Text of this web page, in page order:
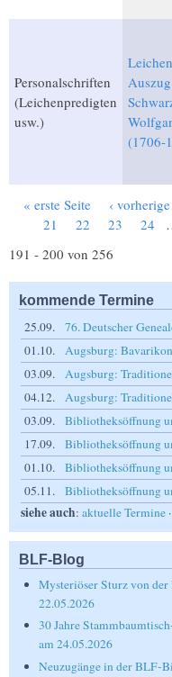
Personalschriften
(Leichenpredigten
usw.)
Auszug
(1706-
Seiten
« erste Seite ‹
21 22 23 24
191 - 200 von 256
kommende Termine
25.09.
76. Deutscher
01.10.
Augsburg: Bavarikon
03.09.
Augsburg:
04.12.
Augsburg:
03.09.
Bibliotheksöffnung
17.09.
Bibliotheksöffnung
01.10.
Bibliotheksöffnung
05.11.
Bibliotheksöffnung
siehe auch: aktuelle Termine ·
BLF-Blog
Mysteriöser Sturz von
22.05.2026
30 Jahre
am 24.05.2026
Neuzugänge in der BLF-